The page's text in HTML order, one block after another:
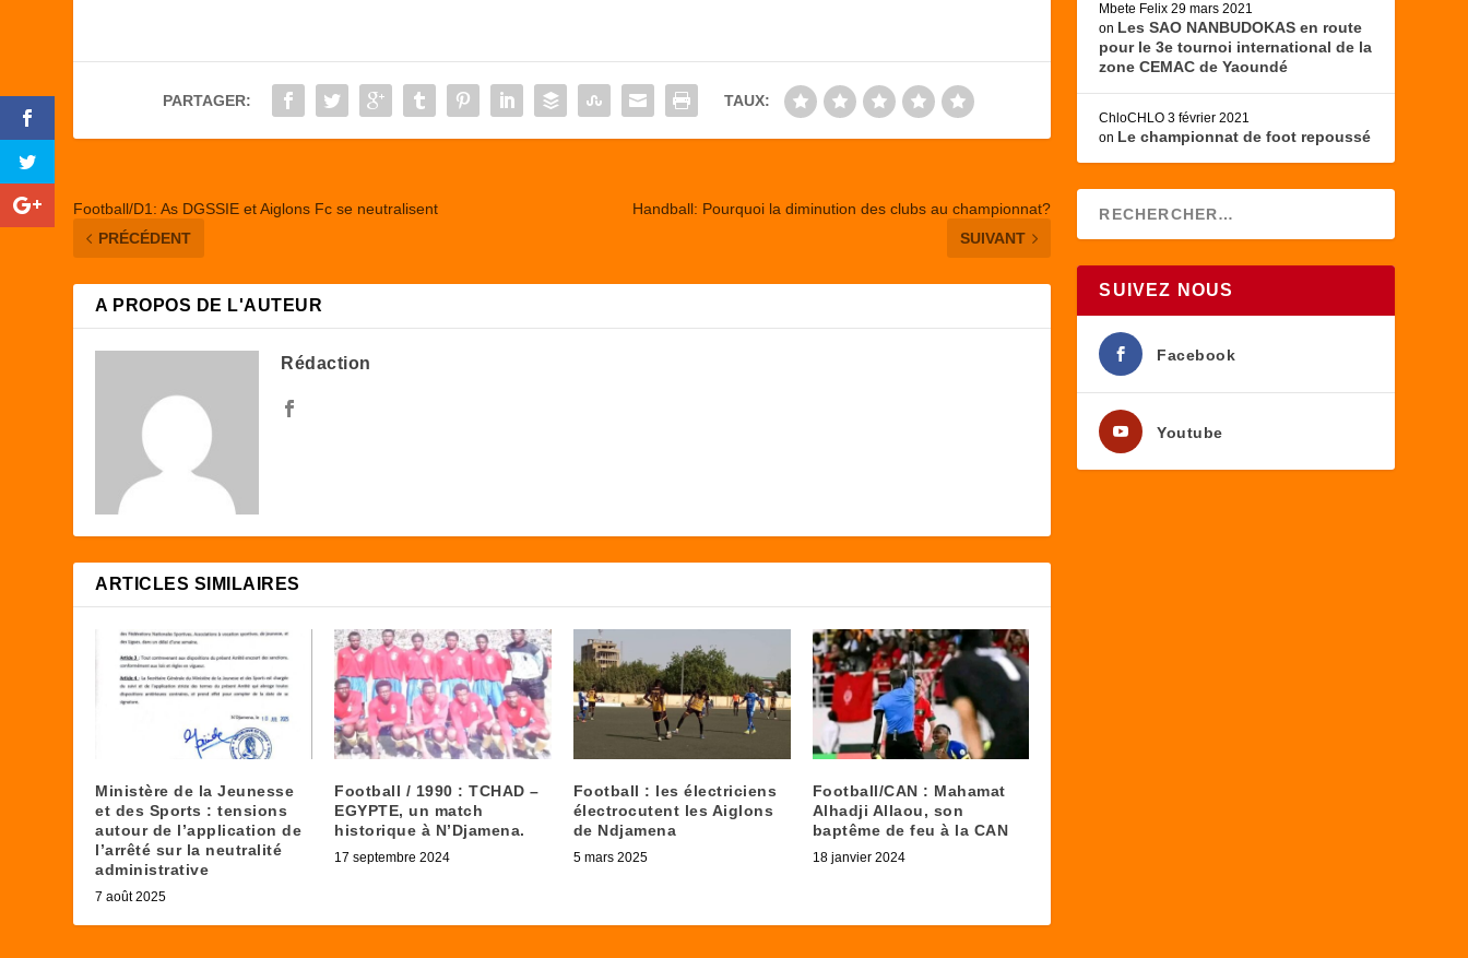
b
o
d
o
er
PARTAGER: TAUX:
Football/D1: As DGSSIE et Aiglons Fc se neutralisent
PRÉCÉDENT
Handball: Pourquoi la diminution des clubs au championnat?
SUIVANT
A PROPOS DE L'AUTEUR
Rédaction
ARTICLES SIMILAIRES
Ministère de la Jeunesse
et des Sports : tensions
autour de l’application de
l’arrêté sur la neutralité
administrative
7 août 2025
Football / 1990 : TCHAD –
EGYPTE, un match
historique à N’Djamena.
17 septembre 2024
Football : les électriciens
électrocutent les Aiglons
de Ndjamena
5 mars 2025
Football/CAN : Mahamat
Alhadji Allaou, son
baptême de feu à la CAN
18 janvier 2024
Mbete Felix 29 mars 2021
on Les SAO NANBUDOKAS en route
pour le 3e tournoi international de la
zone CEMAC de Yaoundé
ChloCHLO 3 février 2021
on Le championnat de foot repoussé
SUIVEZ NOUS
Facebook
Youtube